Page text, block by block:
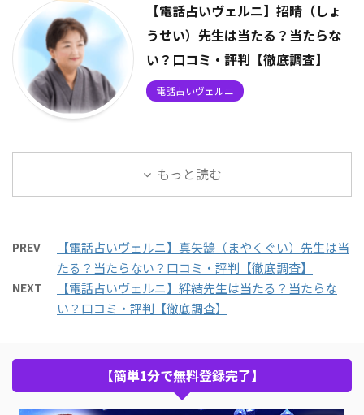
【電話占いヴェルニ】招晴（しょ
うせい）先生は当たる？当たらな
い？口コミ・評判【徹底調査】
電話占いヴェルニ
もっと読む
PREV
【電話占いヴェルニ】真矢鵠（まやくぐい）先生は当
たる？当たらない？口コミ・評判【徹底調査】
NEXT
【電話占いヴェルニ】絆結先生は当たる？当たらな
い？口コミ・評判【徹底調査】
【簡単1分で無料登録完了】